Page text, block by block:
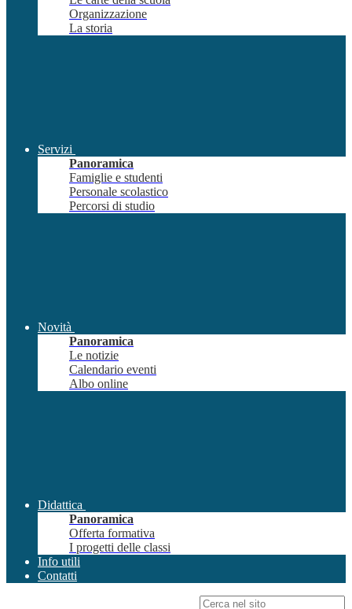
Organizzazione
La storia
Servizi
Panoramica
Famiglie e studenti
Personale scolastico
Percorsi di studio
Novità
Panoramica
Le notizie
Calendario eventi
Albo online
Didattica
Panoramica
Offerta formativa
I progetti delle classi
Info utili
Contatti